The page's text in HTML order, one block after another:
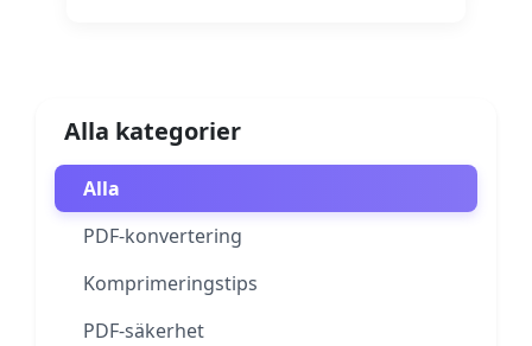
Alla kategorier
Alla
PDF-konvertering
Komprimeringstips
PDF-säkerhet